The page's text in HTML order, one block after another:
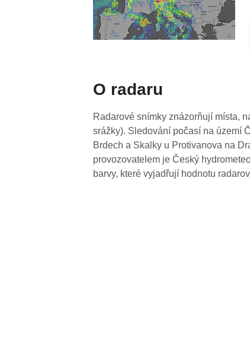
O radaru
Radarové snímky znázorňují místa,
srážky). Sledování počasí na území
Brdech a Skalky u Protivanova na
provozovatelem je Český
barvy, které vyjadřují hodnotu